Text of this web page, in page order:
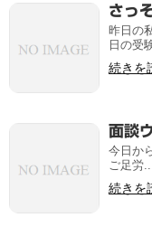
さっ
昨日の
日の受
続きを
面談
今日か
ご足労
続きを